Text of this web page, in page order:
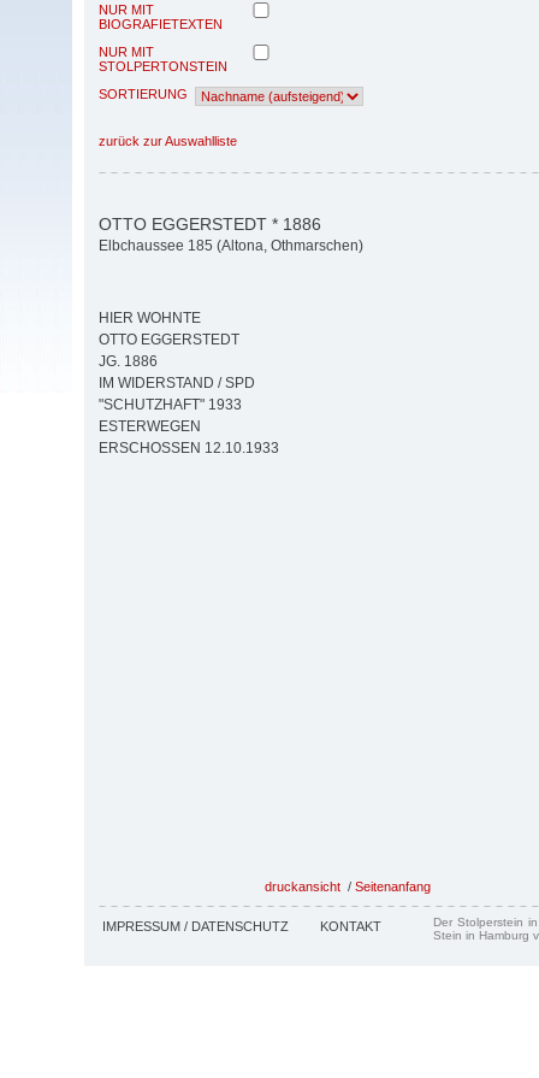
NUR MIT
BIOGRAFIETEXTEN
NUR MIT
STOLPERTONSTEIN
SORTIERUNG
zurück zur Auswahlliste
OTTO EGGERSTEDT * 1886
Elbchaussee 185 (Altona, Othmarschen)
HIER WOHNTE
OTTO EGGERSTEDT
JG. 1886
IM WIDERSTAND / SPD
"SCHUTZHAFT" 1933
ESTERWEGEN
ERSCHOSSEN 12.10.1933
druckansicht / Seitenanfang
IMPRESSUM / DATENSCHUTZ KONTAKT
Der Stolperstein
Stein in Hamburg